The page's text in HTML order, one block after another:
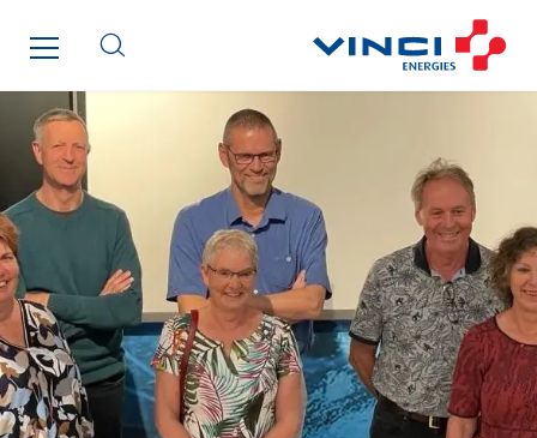
SDEL Grand Ouest
SDEL Navis
SDEL Rouergue
SDEL Savoie Léman
SDEL Tertiaire
SDEL Transport
SDEL Transport Services
Sedam
SEDD
Service One Alliance
Seves